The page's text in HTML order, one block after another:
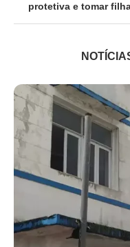
protetiva e tomar